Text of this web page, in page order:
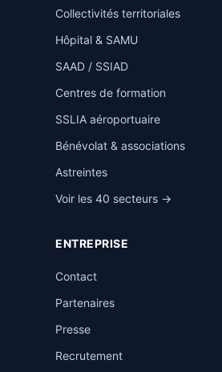
Collectivités territoriales
Hôpital & SAMU
SAAD / SSIAD
Centres de formation
SSLIA aéroportuaire
Bénévolat & associations
Astreintes
Voir les 40 secteurs →
ENTREPRISE
Contact
Partenaires
Presse
Recrutement